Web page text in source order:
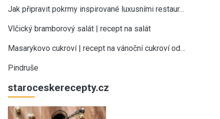
Jak připravit pokrmy inspirované luxusními restaur…
Vlčický bramborový salát | recept na salát
Masarykovo cukroví | recept na vánoční cukroví od…
Pindruše
staroceskerecepty.cz